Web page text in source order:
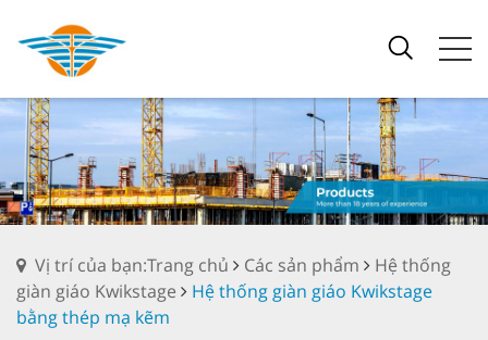
Vị trí của bạn:Trang chủ Các sản phẩm
Hệ thống
giàn giáo Kwikstage
Hệ thống giàn giáo Kwikstage
bằng thép mạ kẽm